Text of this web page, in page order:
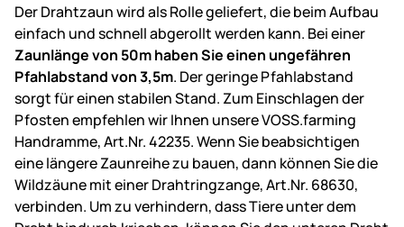
Der Drahtzaun wird als Rolle geliefert, die beim Aufbau
einfach und schnell abgerollt werden kann. Bei einer
Zaunlänge von 50m haben Sie einen ungefähren
Pfahlabstand von 3,5m. Der geringe Pfahlabstand
sorgt für einen stabilen Stand. Zum Einschlagen der
Pfosten empfehlen wir Ihnen unsere VOSS.farming
Handramme, Art.Nr. 42235. Wenn Sie beabsichtigen
eine längere Zaunreihe zu bauen, dann können Sie die
Wildzäune mit einer Drahtringzange, Art.Nr. 68630,
verbinden. Um zu verhindern, dass Tiere unter dem